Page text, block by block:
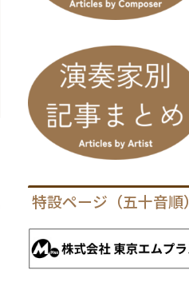
特設ページ（五十音順）